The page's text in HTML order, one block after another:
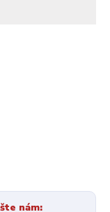
nám: